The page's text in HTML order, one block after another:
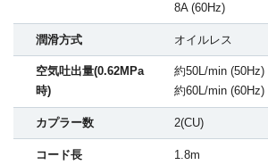
8A (60Hz)
潤滑方式 オイルレス
空気吐出量(0.62MPa
時)
約50L/min (50Hz)
約60L/min (60Hz)
カプラー数 2(CU)
コード長 1.8m